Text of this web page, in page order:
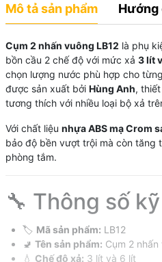
Mô tả sản phẩm Hướng
Cụm 2 nhấn vuông LB12 là phụ
bồn cầu 2 chế độ với mức xả 3 lít
chọn lượng nước phù hợp cho
được sản xuất bởi Hùng Anh,
tương thích với nhiều loại bộ xả
Với chất liệu nhựa ABS mạ Crom
bảo độ bền vượt trội mà còn tăng
phòng tắm.
🔧 Thông số
🏷️ Mã sản phẩm: LB12
🚽 Tên sản phẩm: Cụm 2 nhấn
💧 Chế độ xả: 3 lít và 6 lít